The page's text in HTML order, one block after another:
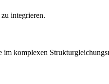
integrieren.
im komplexen